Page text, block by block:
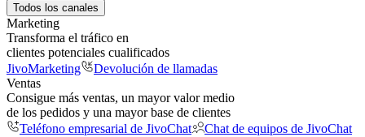
Todos los canales
Marketing
Transforma el tráfico en
clientes potenciales cualificados
JivoMarketing
Devolución de llamadas
Ventas
Consigue más ventas, un mayor valor medio
de los pedidos y una mayor base de clientes
Teléfono empresarial de JivoChat
Chat de equipos de JivoChat